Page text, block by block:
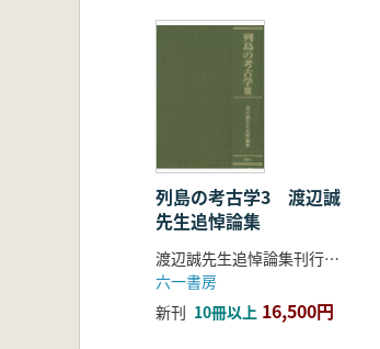
コラム 日本列島の
擦文文化からアイヌ
コラム 常呂川下流域
コラム 北日本にお
コラム 擦文文化のフ
コラム 紡錘車と擦文
第2章 東北アジア世
東北アジアからみたオ
常呂川下流域の古環
形質人類学からみた
動物遺体からわかる生
常呂の遺跡と食生態分
列島の考古学3 渡辺誠
先生追悼論集
渡辺誠先生追悼論集刊行会 編
六一書房
新刊 10冊以上 16,500円